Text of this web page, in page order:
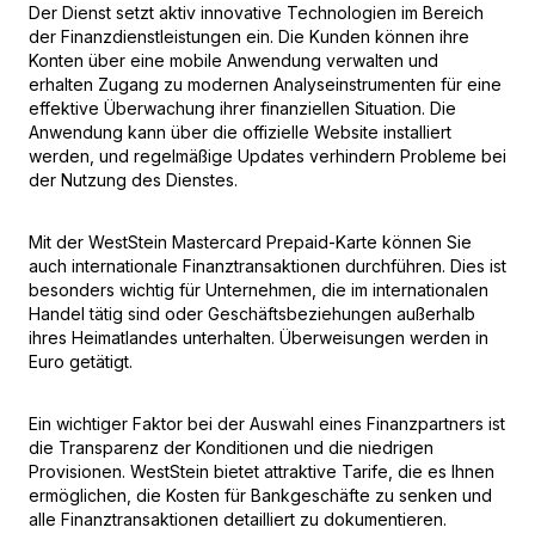
Der Dienst setzt aktiv innovative Technologien im Bereich
der Finanzdienstleistungen ein. Die Kunden können ihre
Konten über eine mobile Anwendung verwalten und
erhalten Zugang zu modernen Analyseinstrumenten für eine
effektive Überwachung ihrer finanziellen Situation. Die
Anwendung kann über die offizielle Website installiert
werden, und regelmäßige Updates verhindern Probleme bei
der Nutzung des Dienstes.
Mit der WestStein Mastercard Prepaid-Karte können Sie
auch internationale Finanztransaktionen durchführen. Dies ist
besonders wichtig für Unternehmen, die im internationalen
Handel tätig sind oder Geschäftsbeziehungen außerhalb
ihres Heimatlandes unterhalten. Überweisungen werden in
Euro getätigt.
Ein wichtiger Faktor bei der Auswahl eines Finanzpartners ist
die Transparenz der Konditionen und die niedrigen
Provisionen. WestStein bietet attraktive Tarife, die es Ihnen
ermöglichen, die Kosten für Bankgeschäfte zu senken und
alle Finanztransaktionen detailliert zu dokumentieren.